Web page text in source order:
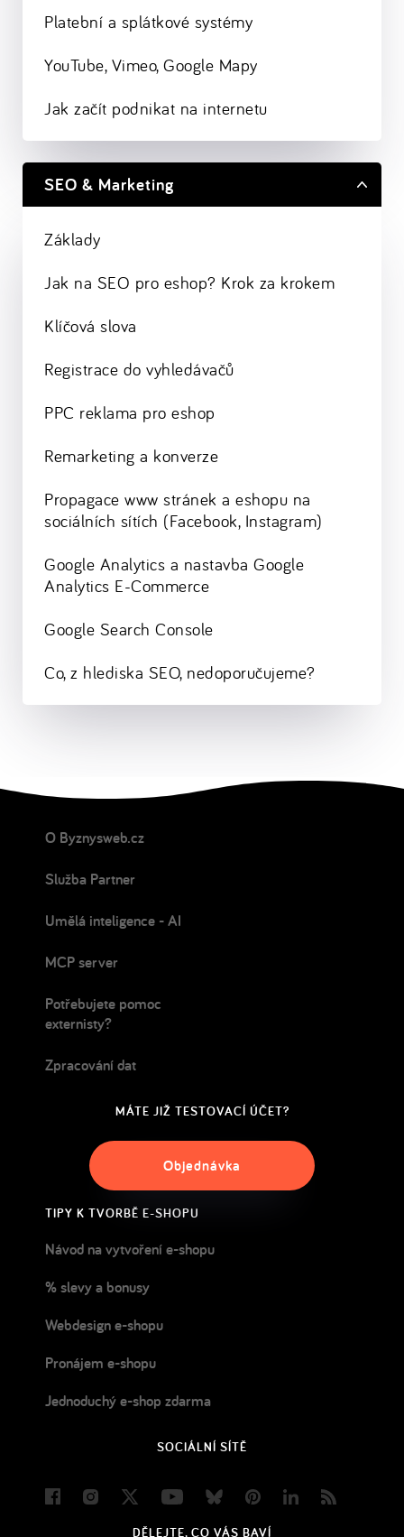
Platební a splátkové systémy
YouTube, Vimeo, Google Mapy
Jak začít podnikat na internetu
SEO & Marketing
Základy
Jak na SEO pro eshop? Krok za krokem
Klíčová slova
Registrace do vyhledávačů
PPC reklama pro eshop
Remarketing a konverze
Propagace www stránek a eshopu na
sociálních sítích (Facebook, Instagram)
Google Analytics a nastavba Google
Analytics E-Commerce
Google Search Console
Co, z hlediska SEO, nedoporučujeme?
O Byznysweb.cz
Služba Partner
Umělá inteligence - AI
MCP server
Potřebujete pomoc
externisty?
Zpracování dat
MÁTE JIŽ TESTOVACÍ ÚČET?
Objednávka
TIPY K TVORBĚ E-SHOPU
Návod na vytvoření e-shopu
% slevy a bonusy
Webdesign e-shopu
Pronájem e-shopu
Jednoduchý e-shop zdarma
SOCIÁLNÍ SÍTĚ
FacebookInstagram
Twitter YoutubeBlueskyPinterestLinkedIn
DĚLEJTE, CO VÁS BAVÍ